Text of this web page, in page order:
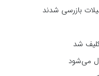
بازرسی شدند
شد
می‌شود